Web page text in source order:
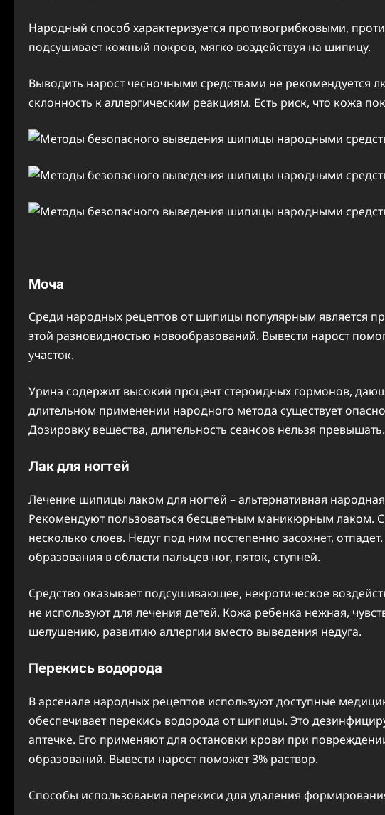
Народный способ характеризуется противогрибковыми,
подсушивает кожный покров, мягко воздействуя на шипицу.
Выводить нарост чесночными средствами не
склонность к аллергическим реакциям. Есть риск, что кожа
Моча
Среди народных рецептов от шипицы популярным является
этой разновидностью новообразований. Вывести нарост
участок.
Урина содержит высокий процент стероидных гормонов,
длительном применении народного метода существует
Дозировку вещества, длительность сеансов нельзя превышать.
Лак для ногтей
Лечение шипицы лаком для ногтей – альтернативная
Рекомендуют пользоваться бесцветным маникюрным лаком.
несколько слоев. Недуг под ним постепенно засохнет,
образования в области пальцев ног, пяток, ступней.
Средство оказывает подсушивающее, некротическое
не используют для лечения детей. Кожа ребенка нежная,
шелушению, развитию аллергии вместо выведения недуга.
Перекись водорода
В арсенале народных рецептов используют доступные
обеспечивает перекись водорода от шипицы. Это
аптечке. Его применяют для остановки крови при
образований. Вывести нарост поможет 3% раствор.
Способы использования перекиси для удаления